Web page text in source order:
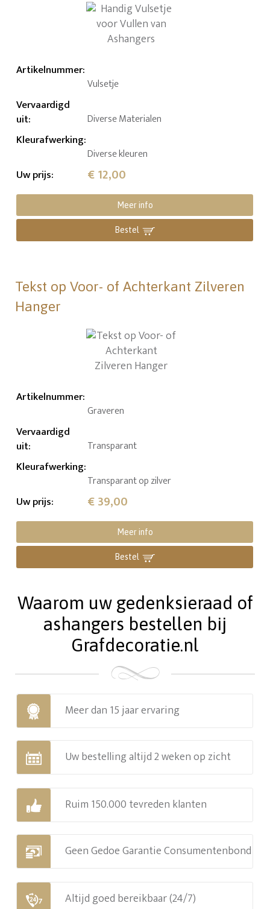
Artikelnummer:
Vulsetje
Vervaardigd
uit: Diverse Materialen
Kleurafwerking:
Diverse kleuren
Uw prijs: € 12,00
Meer info
Bestel
Tekst op Voor- of Achterkant Zilveren
Hanger
Artikelnummer:
Graveren
Vervaardigd
uit: Transparant
Kleurafwerking:
Transparant op zilver
Uw prijs: € 39,00
Meer info
Bestel
Waarom uw gedenksieraad of
ashangers bestellen bij
Grafdecoratie.nl
Meer dan 15 jaar ervaring
Uw bestelling altijd 2 weken op zicht
Ruim 150.000 tevreden klanten
Geen Gedoe Garantie Consumentenbond
Altijd goed bereikbaar (24/7)